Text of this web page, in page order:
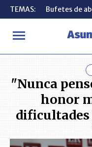
TEMAS: Bufetes de
INICIO ACTUALIDAD
TEMAS: Bufetes de
"Nunca
honor